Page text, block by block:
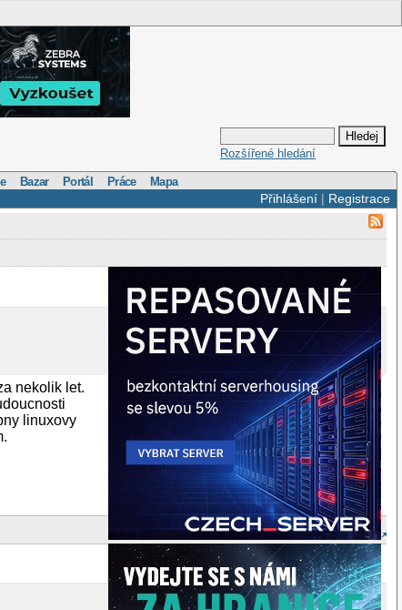
Rozšířené hledání
Bazar Portál Práce Mapa
Přihlášení| Registrace
nekolik let.
linuxovy